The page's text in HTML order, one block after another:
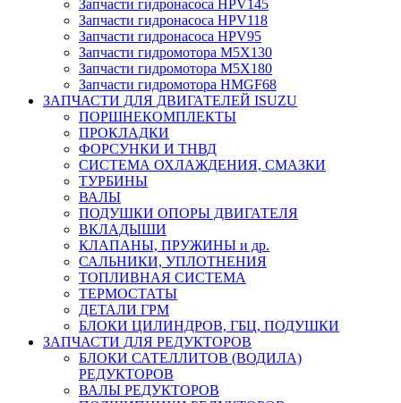
Запчасти гидронасоса HPV145
Запчасти гидронасоса HPV118
Запчасти гидронасоса HPV95
Запчасти гидромотора M5X130
Запчасти гидромотора M5X180
Запчасти гидромотора HMGF68
ЗАПЧАСТИ ДЛЯ ДВИГАТЕЛЕЙ ISUZU
ПОРШНЕКОМПЛЕКТЫ
ПРОКЛАДКИ
ФОРСУНКИ И ТНВД
СИСТЕМА ОХЛАЖДЕНИЯ, СМАЗКИ
ТУРБИНЫ
ВАЛЫ
ПОДУШКИ ОПОРЫ ДВИГАТЕЛЯ
ВКЛАДЫШИ
КЛАПАНЫ, ПРУЖИНЫ и др.
САЛЬНИКИ, УПЛОТНЕНИЯ
ТОПЛИВНАЯ СИСТЕМА
ТЕРМОСТАТЫ
ДЕТАЛИ ГРМ
БЛОКИ ЦИЛИНДРОВ, ГБЦ, ПОДУШКИ
ЗАПЧАСТИ ДЛЯ РЕДУКТОРОВ
БЛОКИ САТЕЛЛИТОВ (ВОДИЛА)
РЕДУКТОРОВ
ВАЛЫ РЕДУКТОРОВ